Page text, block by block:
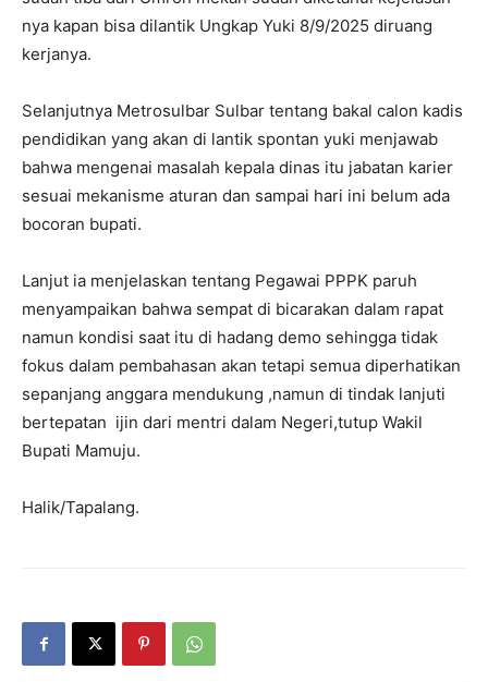
nya kapan bisa dilantik Ungkap Yuki 8/9/2025 diruang
kerjanya.
Selanjutnya Metrosulbar Sulbar tentang bakal calon kadis
pendidikan yang akan di lantik spontan yuki menjawab
bahwa mengenai masalah kepala dinas itu jabatan karier
sesuai mekanisme aturan dan sampai hari ini belum ada
bocoran bupati.
Lanjut ia menjelaskan tentang Pegawai PPPK paruh
menyampaikan bahwa sempat di bicarakan dalam rapat
namun kondisi saat itu di hadang demo sehingga tidak
fokus dalam pembahasan akan tetapi semua diperhatikan
sepanjang anggara mendukung ,namun di tindak lanjuti
bertepatan ijin dari mentri dalam Negeri,tutup Wakil
Bupati Mamuju.
Halik/Tapalang.